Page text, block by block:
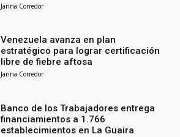
Janna Corredor
Venezuela avanza en plan
estratégico para lograr certificación
libre de fiebre aftosa
Janna Corredor
Banco de los Trabajadores entrega
financiamientos a 1.766
establecimientos en La Guaira